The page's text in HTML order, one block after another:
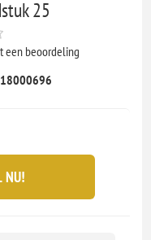
25
een beoordeling
NU!